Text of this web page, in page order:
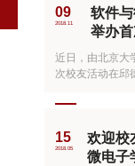
09
2018.11
软件
举办
近日，由北京大
次校友活动在邱
体育馆，毕业
与开心。 活动开
每一个表情、每
园...
15
2018.05
欢迎
微电子